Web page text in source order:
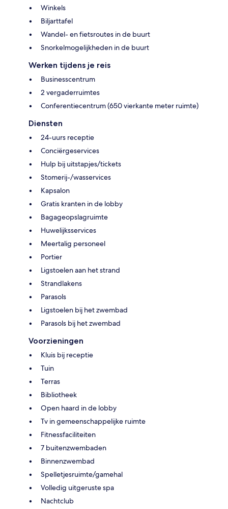
Winkels
Biljarttafel
Wandel- en fietsroutes in de buurt
Snorkelmogelijkheden in de buurt
Werken tijdens je reis
Businesscentrum
2 vergaderruimtes
Conferentiecentrum (650 vierkante meter ruimte)
Diensten
24-uurs receptie
Conciërgeservices
Hulp bij uitstapjes/tickets
Stomerij-/wasservices
Kapsalon
Gratis kranten in de lobby
Bagageopslagruimte
Huwelijksservices
Meertalig personeel
Portier
Ligstoelen aan het strand
Strandlakens
Parasols
Ligstoelen bij het zwembad
Parasols bij het zwembad
Voorzieningen
Kluis bij receptie
Tuin
Terras
Bibliotheek
Open haard in de lobby
Tv in gemeenschappelijke ruimte
Fitnessfaciliteiten
7 buitenzwembaden
Binnenzwembad
Spelletjesruimte/gamehal
Volledig uitgeruste spa
Nachtclub